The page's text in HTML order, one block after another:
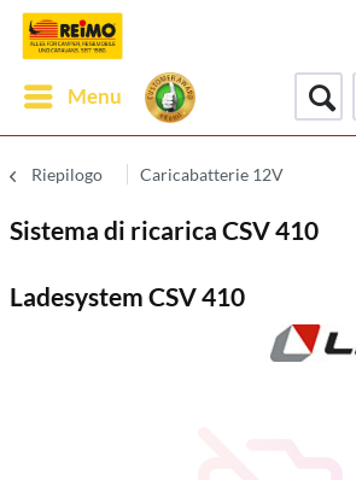
Menu
Riepilogo Caricabatterie 12V
Sistema di ricarica CSV 410
Ladesystem CSV 410